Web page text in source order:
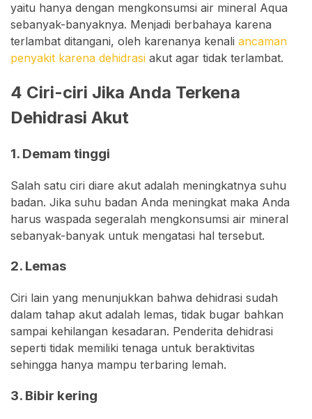
yaitu hanya dengan mengkonsumsi air mineral Aqua
sebanyak-banyaknya. Menjadi berbahaya karena
terlambat ditangani, oleh karenanya kenali ancaman
penyakit karena dehidrasi akut agar tidak terlambat.
4 Ciri-ciri Jika Anda Terkena
Dehidrasi Akut
1. Demam tinggi
Salah satu ciri diare akut adalah meningkatnya suhu
badan. Jika suhu badan Anda meningkat maka Anda
harus waspada segeralah mengkonsumsi air mineral
sebanyak-banyak untuk mengatasi hal tersebut.
2. Lemas
Ciri lain yang menunjukkan bahwa dehidrasi sudah
dalam tahap akut adalah lemas, tidak bugar bahkan
sampai kehilangan kesadaran. Penderita dehidrasi
seperti tidak memiliki tenaga untuk beraktivitas
sehingga hanya mampu terbaring lemah.
3. Bibir kering